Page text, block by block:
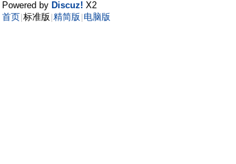
Powered by Discuz! X2
首页 标准版 精简版 电脑版